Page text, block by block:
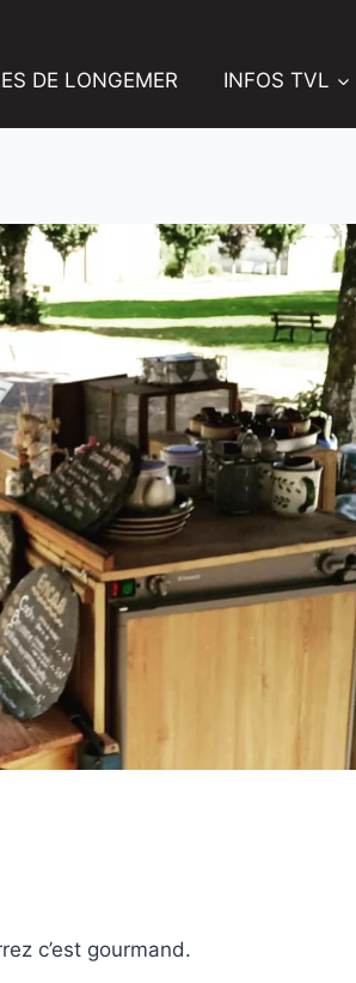
DE LONGEMER INFOS TVL
c’est gourmand.